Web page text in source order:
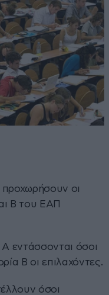
οι
Β του ΕΑΠ
εντάσσονται όσοι
Β οι επιλαχόντες.
όσοι